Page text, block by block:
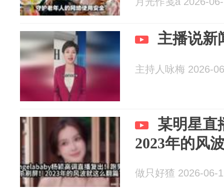
主播说新
主持人咏梅 2026-
某明星直
2023年的风
做只好猹 2026-06-